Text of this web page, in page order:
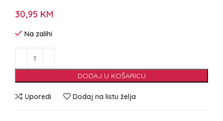
30,95 KM
Na zalihi
DODAJ U KOŠARICU
Uporedi Dodaj na listu želja